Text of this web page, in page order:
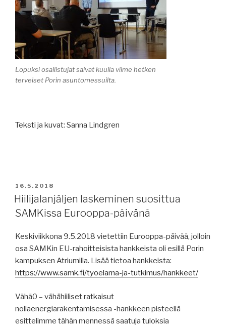
Lopuksi osallistujat saivat kuulla viime hetken
terveiset Porin asuntomessuilta.
Teksti ja kuvat: Sanna Lindgren
JULKAISTU
16.5.2018
Hiilijalanjäljen laskeminen suosittua
SAMKissa Eurooppa-päivänä
Keskiviikkona 9.5.2018 vietettiin Eurooppa-päivää, jolloin
osa SAMKin EU-rahoitteisista hankkeista oli esillä Porin
kampuksen Atriumilla. Lisää tietoa hankkeista:
https://www.samk.fi/tyoelama-ja-tutkimus/hankkeet/
Vähä0 – vähähiiliset ratkaisut
nollaenergiarakentamisessa -hankkeen pisteellä
esittelimme tähän mennessä saatuja tuloksia